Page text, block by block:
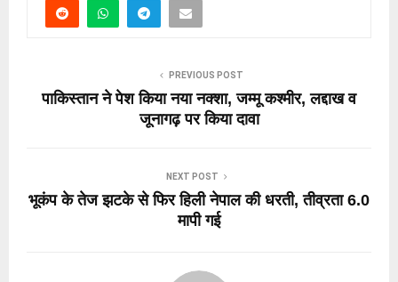
PREVIOUS POST
पाकिस्तान ने पेश किया नया नक्शा, जम्मू कश्मीर, लद्दाख व
जूनागढ़ पर किया दावा
NEXT POST
भूकंप के तेज झटके से फिर हिली नेपाल की धरती, तीव्रता 6.0
मापी गई